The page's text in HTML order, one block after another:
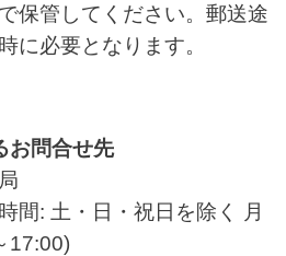
保管してください。郵送途
に必要となります。
お問合せ先
間: 土・日・祝日を除く 月
17:00)